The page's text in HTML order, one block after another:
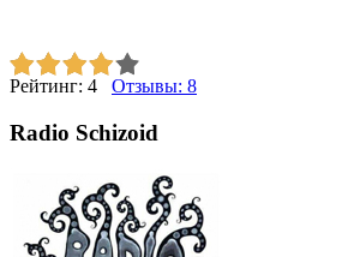
Рейтинг: 4 Отзывы: 8
Radio Schizoid